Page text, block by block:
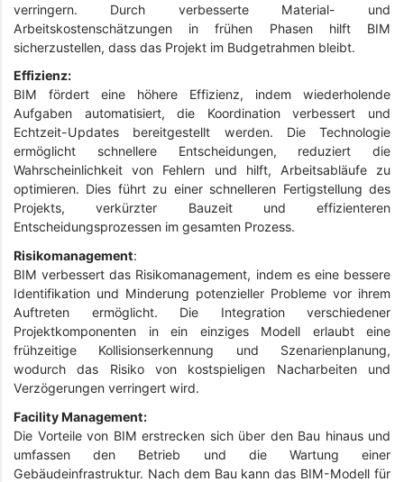
verringern. Durch verbesserte Material- und
Arbeitskostenschätzungen in frühen Phasen hilft BIM
sicherzustellen, dass das Projekt im Budgetrahmen bleibt.
Effizienz:
BIM fördert eine höhere Effizienz, indem wiederholende
Aufgaben automatisiert, die Koordination verbessert und
Echtzeit-Updates bereitgestellt werden. Die Technologie
ermöglicht schnellere Entscheidungen, reduziert die
Wahrscheinlichkeit von Fehlern und hilft, Arbeitsabläufe zu
optimieren. Dies führt zu einer schnelleren Fertigstellung des
Projekts, verkürzter Bauzeit und effizienteren
Entscheidungsprozessen im gesamten Prozess.
Risikomanagement:
BIM verbessert das Risikomanagement, indem es eine bessere
Identifikation und Minderung potenzieller Probleme vor ihrem
Auftreten ermöglicht. Die Integration verschiedener
Projektkomponenten in ein einziges Modell erlaubt eine
frühzeitige Kollisionserkennung und Szenarienplanung,
wodurch das Risiko von kostspieligen Nacharbeiten und
Verzögerungen verringert wird.
Facility Management:
Die Vorteile von BIM erstrecken sich über den Bau hinaus und
umfassen den Betrieb und die Wartung einer
Gebäudeinfrastruktur. Nach dem Bau kann das BIM-Modell für